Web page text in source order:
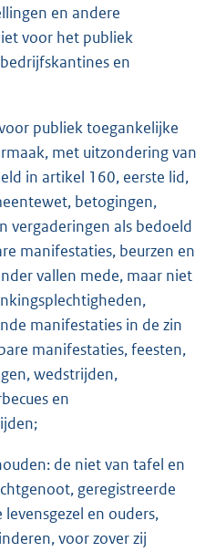
en andere
voor het publiek
en
publiek toegankelijke
met uitzondering van
in artikel 160, eerste lid,
betogingen,
vergaderingen als bedoeld
manifestaties, beurzen en
vallen mede, maar niet
manifestaties in de zin
manifestaties, feesten,
wedstrijden,
en
de niet van tafel en
geregistreerde
en ouders,
voor zover zij